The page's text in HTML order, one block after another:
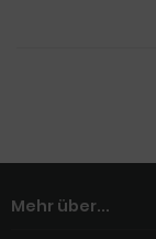
Mehr über...